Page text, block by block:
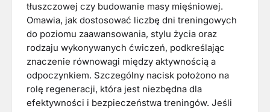
tłuszczowej czy budowanie masy mięśniowej.
Omawia, jak dostosować liczbę dni treningowych
do poziomu zaawansowania, stylu życia oraz
rodzaju wykonywanych ćwiczeń, podkreślając
znaczenie równowagi między aktywnością a
odpoczynkiem. Szczególny nacisk położono na
rolę regeneracji, która jest niezbędna dla
efektywności i bezpieczeństwa treningów. Jeśli